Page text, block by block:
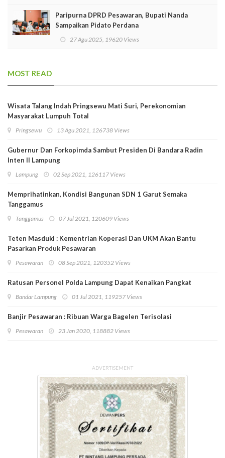
Paripurna DPRD Pesawaran, Bupati Nanda
Sampaikan Pidato Perdana
27 Agu 2025, 19620 Views
MOST READ
Wisata Talang Indah Pringsewu Mati Suri, Perekonomian
Masyarakat Lumpuh Total
Pringsewu 13 Agu 2021, 126738 Views
Gubernur Dan Forkopimda Sambut Presiden Di Bandara Radin
Inten II Lampung
Lampung 02 Sep 2021, 126117 Views
Memprihatinkan, Kondisi Bangunan SDN 1 Garut Semaka
Tanggamus
Tanggamus 07 Jul 2021, 120609 Views
Teten Masduki : Kementrian Koperasi Dan UKM Akan Bantu
Pasarkan Produk Pesawaran
Pesawaran 08 Sep 2021, 120352 Views
Ratusan Personel Polda Lampung Dapat Kenaikan Pangkat
Bandar Lampung 01 Jul 2021, 119257 Views
Banjir Pesawaran : Ribuan Warga Bagelen Terisolasi
Pesawaran 23 Jan 2020, 118882 Views
ADVERTISEMENT